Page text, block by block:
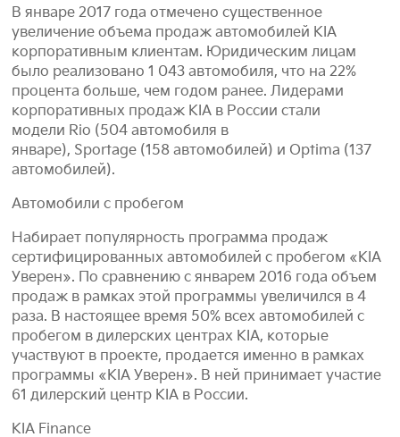
В январе 2017 года отмечено существенное
увеличение объема продаж автомобилей KIA
корпоративным клиентам. Юридическим лицам
было реализовано 1 043 автомобиля, что на 22%
процента больше, чем годом ранее. Лидерами
корпоративных продаж KIA в России стали
модели Rio (504 автомобиля в
январе), Sportage (158 автомобилей) и Optima (137
автомобилей).
Автомобили с пробегом
Набирает популярность программа продаж
сертифицированных автомобилей с пробегом «KIA
Уверен». По сравнению с январем 2016 года объем
продаж в рамках этой программы увеличился в 4
раза. В настоящее время 50% всех автомобилей с
пробегом в дилерских центрах KIA, которые
участвуют в проекте, продается именно в рамках
программы «KIA Уверен». В ней принимает участие
61 дилерский центр KIA в России.
KIA Finance